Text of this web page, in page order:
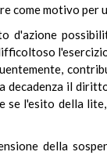
come motivo
d'azione
il
se l'esito della
della